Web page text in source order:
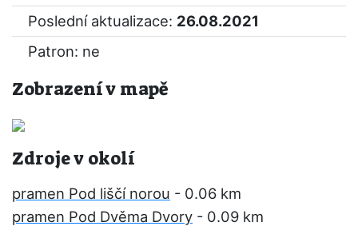
Poslední aktualizace: 26.08.2021
Patron: ne
Zobrazení v mapě
Zdroje v okolí
pramen Pod liščí norou - 0.06 km
pramen Pod Dvěma Dvory - 0.09 km